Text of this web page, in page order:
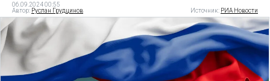
06.09.2024 00:55
Автор: Руслан Грудцинов Источник: РИА Новости